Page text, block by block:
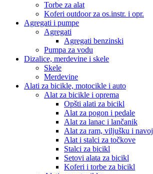
Torbe za alat
Koferi outdoor za os.instr. i opr.
Agregati i pumpe
Agregati
Agregati benzinski
Pumpa za vodu
Dizalice, merdevine i skele
Skele
Merdevine
Alati za bicikle, motocikle i auto
Alat za bicikle i oprema
Opšti alati za bicikl
Alat za pogon i pedale
Alat za lanac i lančanik
Alat za ram, viljušku i navoj
Alat i stalci za točkove
Stalci za bicikl
Setovi alata za bicikl
Koferi i torbe za bicikl